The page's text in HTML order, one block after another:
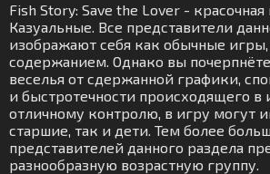
Fish Story: Save the Lover -
Казуальные. Все представители
изображают себя как обычные
содержанием. Однако вы
веселья от сдержанной графики,
и быстротечности происходящего в
отличному контролю, в игру могут
старшие, так и дети. Тем более
представителей данного раздела
разнообразную возрастную группу.